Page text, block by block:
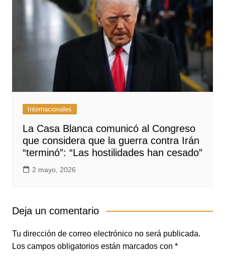
Internacionales
La Casa Blanca comunicó al Congreso
que considera que la guerra contra Irán
“terminó”: “Las hostilidades han cesado”
2 mayo, 2026
Deja un comentario
Tu dirección de correo electrónico no será publicada.
Los campos obligatorios están marcados con *